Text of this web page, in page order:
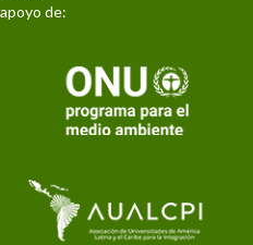
apoyo de: